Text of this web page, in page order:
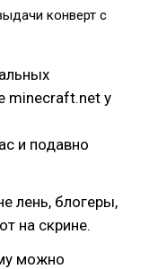
конверт с
minecraft.net у
и подавно
лень, блогеры,
на скрине.
можно